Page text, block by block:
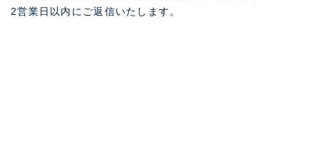
2営業日以内にご返信いたします。